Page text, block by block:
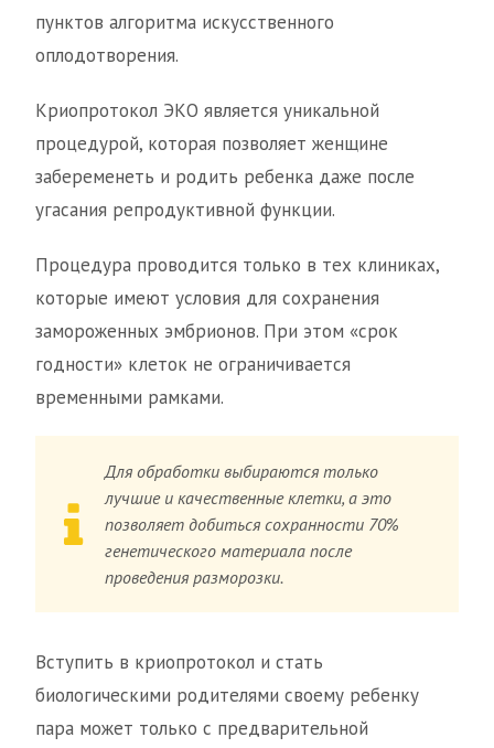
пунктов алгоритма искусственного
оплодотворения.
Криопротокол ЭКО является уникальной
процедурой, которая позволяет женщине
забеременеть и родить ребенка даже после
угасания репродуктивной функции.
Процедура проводится только в тех клиниках,
которые имеют условия для сохранения
замороженных эмбрионов. При этом «срок
годности» клеток не ограничивается
временными рамками.
Для обработки выбираются только
лучшие и качественные клетки, а это
позволяет добиться сохранности 70%
генетического материала после
проведения разморозки.
Вступить в криопротокол и стать
биологическими родителями своему ребенку
пара может только с предварительной